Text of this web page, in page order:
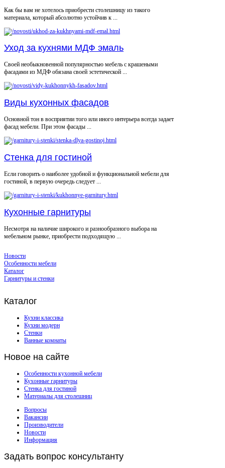
Как бы вам не хотелось приобрести столешницу из такого
материала, который абсолютно устойчив к ...
Уход за кухнями МДФ эмаль
Своей необыкновенной популярностью мебель с крашеными
фасадами из МДФ обязана своей эстетической ...
Виды кухонных фасадов
Основной тон в восприятии того или иного интерьера всегда задает
фасад мебели. При этом фасады ...
Стенка для гостиной
Если говорить о наиболее удобной и функциональной мебели для
гостиной, в первую очередь следует ...
Кухонные гарнитуры
Несмотря на наличие широкого и разнообразного выбора на
мебельном рынке, приобрести подходящую ...
Новости
Особенности мебели
Каталог
Гарнитуры и стенки
Каталог
Кухни классика
Кухни модерн
Стенки
Ванные комнаты
Новое на сайте
Особенности кухонной мебели
Кухонные гарнитуры
Стенка для гостиной
Материалы для столешниц
Вопросы
Вакансии
Производители
Новости
Информация
Задать вопрос консультанту